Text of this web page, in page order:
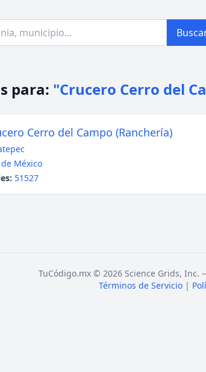
para: "Crucero Cerro del
Cerro del Campo (Ranchería)
México
51527
TuCódigo.mx © 2026 Science Grids, Inc.
Términos de Servicio |